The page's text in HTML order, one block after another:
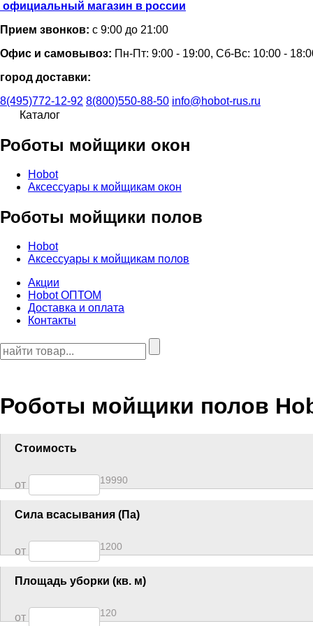
официальный магазин в россии
Прием звонков: с 9:00 до 21:00
Офис и самовывоз: Пн-Пт: 9:00 - 19:00, Сб-Вс: 10:00 -
город доставки:
8(495)772-12-92 8(800)550-88-50 info@hobot-rus.ru
Каталог
Роботы мойщики окон
Hobot
Аксессуары к мойщикам окон
Роботы мойщики полов
Hobot
Аксессуары к мойщикам полов
Акции
Hobot ОПТОМ
Доставка и оплата
Контакты
Роботы мойщики полов
Стоимость
от 19990
Сила всасывания (Па)
от 1200
Площадь уборки (кв. м)
от 120